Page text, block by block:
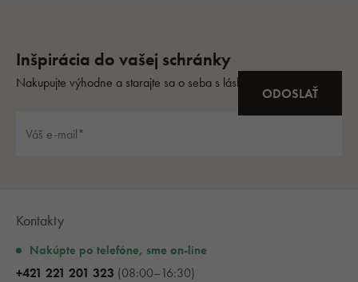
Kontakty
Nakúpte po telefóne, sme on-line
+421 221 201 323 (08:00–16:30)